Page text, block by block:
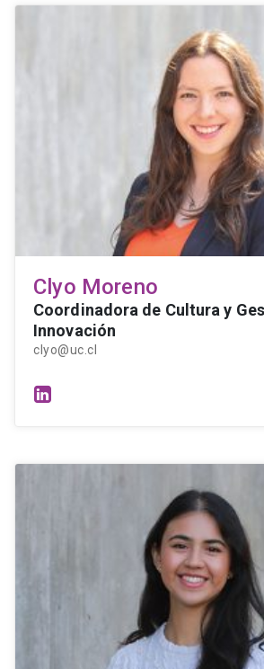
Clyo Moreno
Coordinadora de Cultura y
Innovación
clyo@uc.cl